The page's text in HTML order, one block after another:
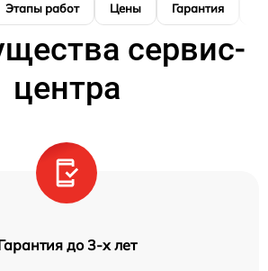
Этапы работ Цены Гарантия
сервис-
центра
до 3-х лет